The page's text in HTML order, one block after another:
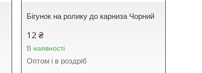
Бігунок на ролику до карниза Чорний
12 ₴
В наявності
Оптом і в роздріб